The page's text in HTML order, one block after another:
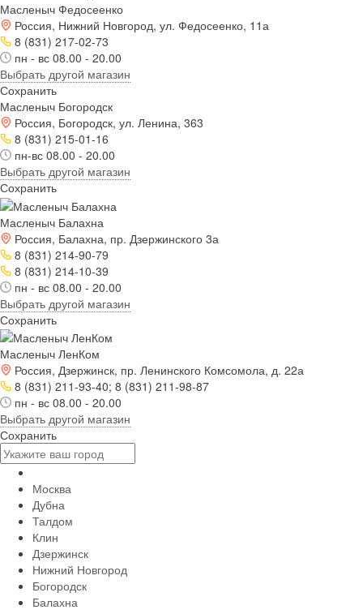
Масленыч Федосеенко
Россия, Нижний Новгород, ул. Федосеенко, 11а
8 (831) 217-02-73
пн - вс 08.00 - 20.00
Выбрать другой магазин
Сохранить
Масленыч Богородск
Россия, Богородск, ул. Ленина, 363
8 (831) 215-01-16
пн-вс 08.00 - 20.00
Выбрать другой магазин
Сохранить
Масленыч Балахна
Россия, Балахна, пр. Дзержинского 3а
8 (831) 214-90-79
8 (831) 214-10-39
пн - вс 08.00 - 20.00
Выбрать другой магазин
Сохранить
Масленыч ЛенКом
Россия, Дзержинск, пр. Ленинского Комсомола, д. 22а
8 (831) 211-93-40; 8 (831) 211-98-87
пн - вс 08.00 - 20.00
Выбрать другой магазин
Сохранить
Москва
Дубна
Талдом
Клин
Дзержинск
Нижний Новгород
Богородск
Балахна